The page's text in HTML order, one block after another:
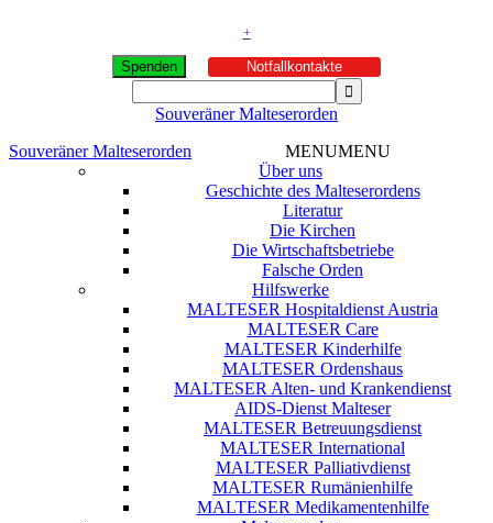
+
Spenden Notfallkontakte
Souveräner Malteserorden
Souveräner Malteserorden
MENUMENU
Über uns
Geschichte des Malteserordens
Literatur
Die Kirchen
Die Wirtschaftsbetriebe
Falsche Orden
Hilfswerke
MALTESER Hospitaldienst Austria
MALTESER Care
MALTESER Kinderhilfe
MALTESER Ordenshaus
MALTESER Alten- und Krankendienst
AIDS-Dienst Malteser
MALTESER Betreuungsdienst
MALTESER International
MALTESER Palliativdienst
MALTESER Rumänienhilfe
MALTESER Medikamentenhilfe